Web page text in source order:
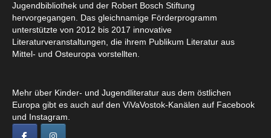
Jugendbibliothek und der Robert Bosch Stiftung
hervorgegangen. Das gleichnamige Förderprogramm
unterstützte von 2012 bis 2017 innovative
Literaturveranstaltungen, die ihrem Publikum Literatur aus
Mittel- und Osteuropa vorstellten.
Mehr über Kinder- und Jugendliteratur aus dem östlichen
Europa gibt es auch auf den ViVaVostok-Kanälen auf Facebook
und Instagram.